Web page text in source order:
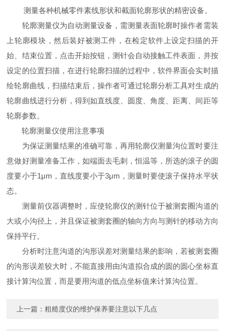
测量各种机械零件素线形状和截面轮廓形状的精密设备。
轮廓测量仪为自动测量设备，需测量表面轮廓时操作者需装
上轮廓模块，然后装好被测工件，在检定软件上设定扫描的开
始、结束位置，点击开始按钮，测针会自动接触工件表面，并按
设定的位置扫描，在进行轮廓扫描的过程中，软件界面会实时描
绘轮廓曲线，扫描结束后，操作者可通过轮廓分析工具对生成的
轮廓曲线进行分析，得到如直线度、圆度、角度、距离、间距等
轮廓参数。
轮廓测量仪使用注意事项
为保证测量结果的准确可靠，再用轮廓仪测量沟位置时要注
意做好测量准备工作，如端面去毛刺，恒温等，所选的滚子的圆
度要小于1μm，直线度要小于3μm，测量时要使滚子保持水平状
态。
测量前仪器调整时，应使轮廓仪的测针位于被测套圈沟道的
大或小沟径上，并且保证被测套圈的轴向方向与测针的移动方向
保持平行。
分析时注意沟道的沟形误差对测量结果的影响，若被测套圈
的沟形误差较大时，不能直接用由沟道拟合成的圆的圆心坐标直
接计算沟位置，而是要用沟道的低点坐标值来计算沟位置。
上一篇：粗糙度仪的维护保养要注意以下几点